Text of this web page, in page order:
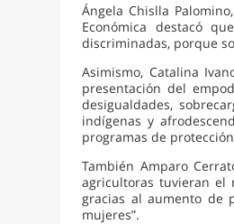
Ángela Chislla
Económica destacó
discriminadas, porque
Asimismo, Catalina
presentación del
desigualdades,
indígenas y
programas de
También Amparo
agricultoras tuvieran el
gracias al aumento de
mujeres”.